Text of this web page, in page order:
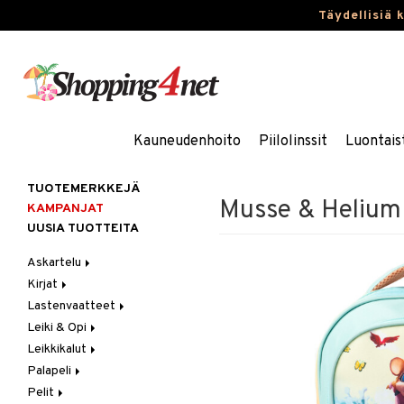
Täydellisiä
Kauneudenhoito Piilolinssit
Musse &
TUOTEMERKKEJÄ
KAMPANJAT
UUSIA TUOTTEITA
Askartelu
Askartelumateriaalit
Askartelusetti
Helmet
Koulutarvikkeet
Muovailuvaha
Piirrä ja maalaa
Kirjat
Askartelukirjat
Maalauskirjat
Päiväkirjat
Lastenvaatteet
Alaosat
Leggingsit
Alusvaatteet & Sukat
Kengät
Mekot
Leiki & Opi
Opetuslelut
Oppimispelit
Soittimet
Leikkikalut
Ajoneuvot
Autoradat
Eläimet
Palapeli
1000 palaa
Pelit